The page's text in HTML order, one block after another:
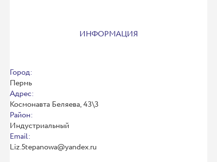
ИНФОРМАЦИЯ
Город:
Пермь
Адрес:
Космонавта Беляева, 43\3
Район:
Индустриальный
Email:
Liz.5tepanowa@yandex.ru